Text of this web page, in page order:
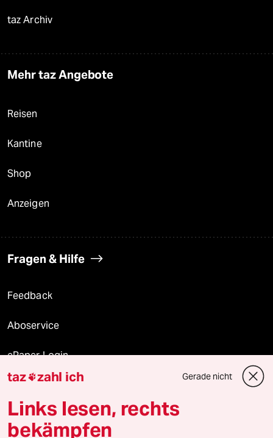
taz Archiv
Mehr taz Angebote
Reisen
Kantine
Shop
Anzeigen
Fragen & Hilfe
Feedback
Aboservice
ePaper Login
Downloads für Abonnierende
taz zahl ich Gerade nicht
Links lesen, rechts
bekämpfen